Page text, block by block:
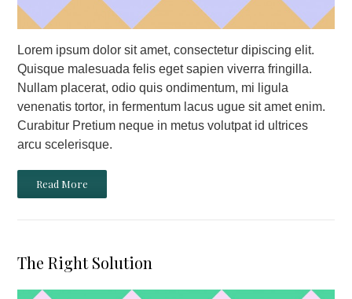
Lorem ipsum dolor sit amet, consectetur dipiscing elit.
Quisque malesuada felis eget sapien viverra fringilla.
Nullam placerat, odio quis ondimentum, mi ligula
venenatis tortor, in fermentum lacus ugue sit amet enim.
Curabitur Pretium neque in metus volutpat id ultrices
arcu scelerisque.
Read More
The Right Solution